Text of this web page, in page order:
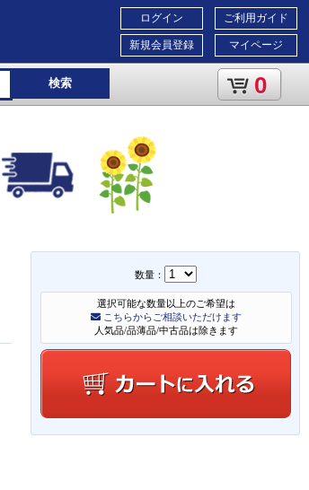
ご利用ガイド
マイページ
ログイン
新規会員登録
検索 0
数量：
選択可能な数量以上のご希望は
こちらからご相談いただけます
人気品/品薄品/中古品は除きます